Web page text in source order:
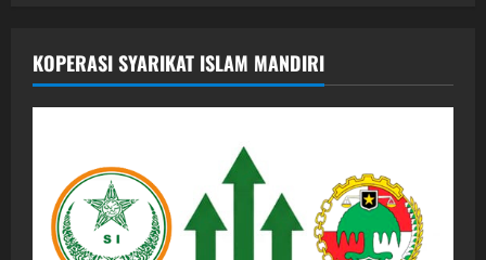
KOPERASI SYARIKAT ISLAM MANDIRI